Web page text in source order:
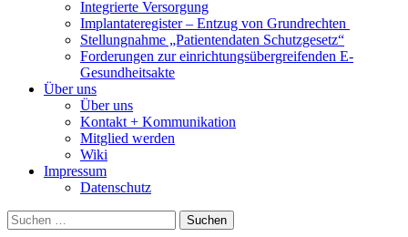
Integrierte Versorgung
Implantateregister – Entzug von Grundrechten
Stellungnahme „Patientendaten Schutzgesetz“
Forderungen zur einrichtungsübergreifenden E-
Gesundheitsakte
Über uns
Über uns
Kontakt + Kommunikation
Mitglied werden
Wiki
Impressum
Datenschutz
Suchen
nach: